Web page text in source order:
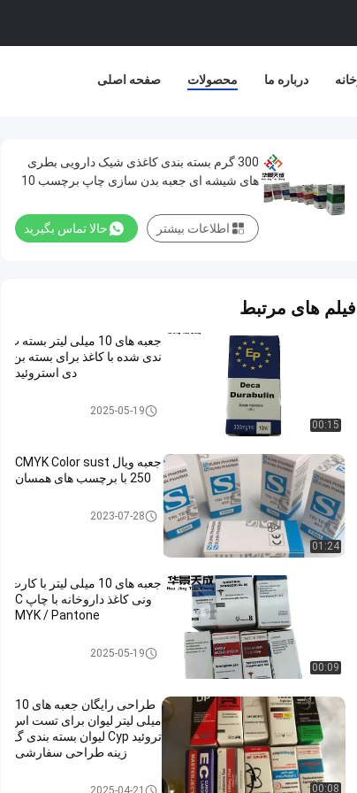
صفحه اصلی محصولات درباره ما
300 گرم بسته بندی کاغذی شیک دارویی بطری
های شیشه ای جعبه بدن سازی چاپ برچسب 10
حالا تماس بگیرید اطلاعات بیشتر
فیلم های مرتبط
00:15
جعبه های 10 میلی لیتر بسته ب
ندی شده با کاغذ برای بسته بن
دی استروئید
10 میلی لیتر فنجان جعبه
2025-05-19
01:24
جعبه ویال CMYK Color sust
250 با برچسب های همسان
10 میلی لیتر فنجان جعبه
2023-07-28
00:09
جعبه های 10 میلی لیتر با کارت
ونی کاغذ داروخانه با چاپ C
MYK / Pantone
10 میلی لیتر فنجان جعبه
2025-05-19
00:08
طراحی رایگان جعبه های 10
میلی لیتر لیوان برای تست اس
تروئید Cyp لیوان بسته بندی گ
زینه طراحی سفارشی
10 میلی لیتر فنجان جعبه
2025-04-21